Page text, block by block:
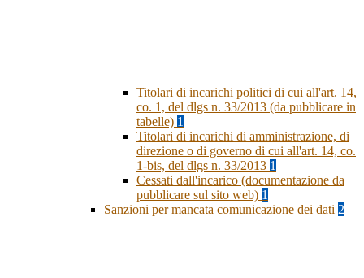
Titolari di incarichi politici di cui all'art. 14,
co. 1, del dlgs n. 33/2013 (da pubblicare in
tabelle) 1
Titolari di incarichi di amministrazione, di
direzione o di governo di cui all'art. 14, co.
1-bis, del dlgs n. 33/2013 1
Cessati dall'incarico (documentazione da
pubblicare sul sito web) 1
Sanzioni per mancata comunicazione dei dati 2